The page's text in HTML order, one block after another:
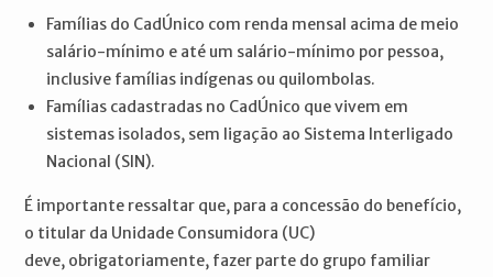
Famílias do CadÚnico com renda mensal acima de meio
salário-mínimo e até um salário-mínimo por pessoa,
inclusive famílias indígenas ou quilombolas.
Famílias cadastradas no CadÚnico que vivem em
sistemas isolados, sem ligação ao Sistema Interligado
Nacional (SIN).
É importante ressaltar que, para a concessão do benefício,
o titular da Unidade Consumidora (UC)
deve, obrigatoriamente, fazer parte do grupo familiar